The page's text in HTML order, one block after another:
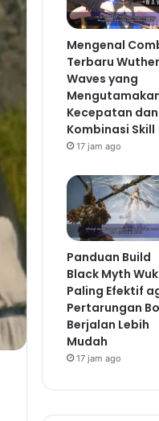
Mengenal
Terbaru
Waves yang
Kecepatan dan
Kombinasi Skill
17 jam ago
Panduan Build
Black Myth
Paling Efektif
Pertarungan
Berjalan Lebih
Mudah
17 jam ago